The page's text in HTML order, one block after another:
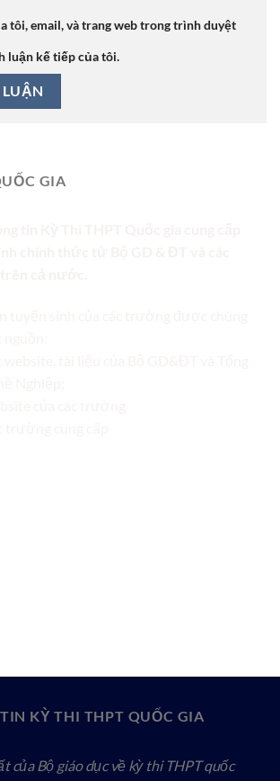
tôi, email, và trang web trong trình duyệt
luận kế tiếp của tôi.
GIA
KỲ THI THPT QUỐC GIA
của Bộ giáo dục về kỳ thi THPT quốc